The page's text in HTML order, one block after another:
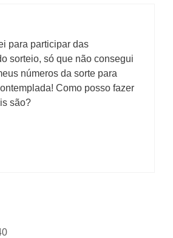
para participar das
sorteio, só que não consegui
números da sorte para
Como posso fazer
são?